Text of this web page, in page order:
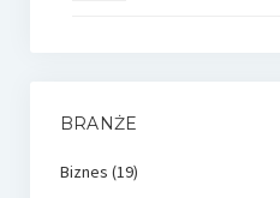
BRANŻE
Biznes (19)